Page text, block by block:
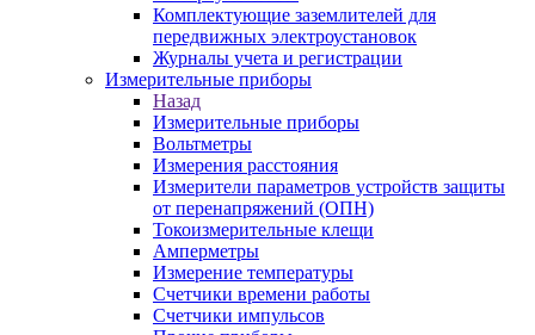
Комплектующие заземлителей для
передвижных электроустановок
Журналы учета и регистрации
Измерительные приборы
Назад
Измерительные приборы
Вольтметры
Измерения расстояния
Измерители параметров устройств защиты
от перенапряжений (ОПН)
Токоизмерительные клещи
Амперметры
Измерение температуры
Счетчики времени работы
Счетчики импульсов